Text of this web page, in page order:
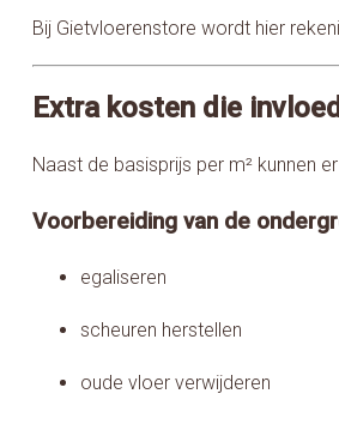
Bij Gietvloerenstore wordt hier
Extra kosten die
Naast de basisprijs per m² kunnen
Voorbereiding van de
egaliseren
scheuren herstellen
oude vloer verwijderen